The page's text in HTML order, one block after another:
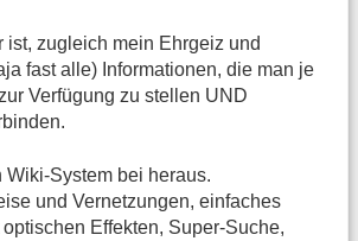
ist, zugleich mein Ehrgeiz und
fast alle) Informationen, die man je
Verfügung zu stellen UND
Wiki-System bei heraus.
und Vernetzungen, einfaches
Effekten, Super-Suche,